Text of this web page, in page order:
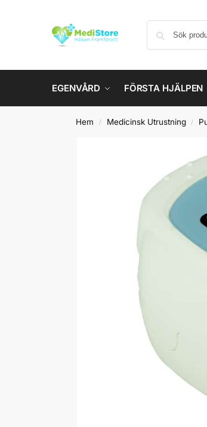
EGENVÅRD FÖRSTA HJÄLPEN
Hem / Medicinsk Utrustning /